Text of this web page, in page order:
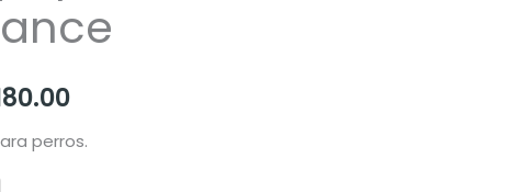
Rango
de
perros.